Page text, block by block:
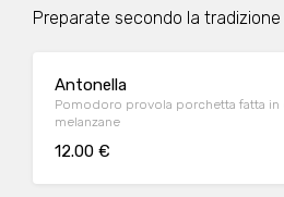
Preparate secondo la
Antonella
Pomodoro provola porchetta fatta in
melanzane
12.00 €